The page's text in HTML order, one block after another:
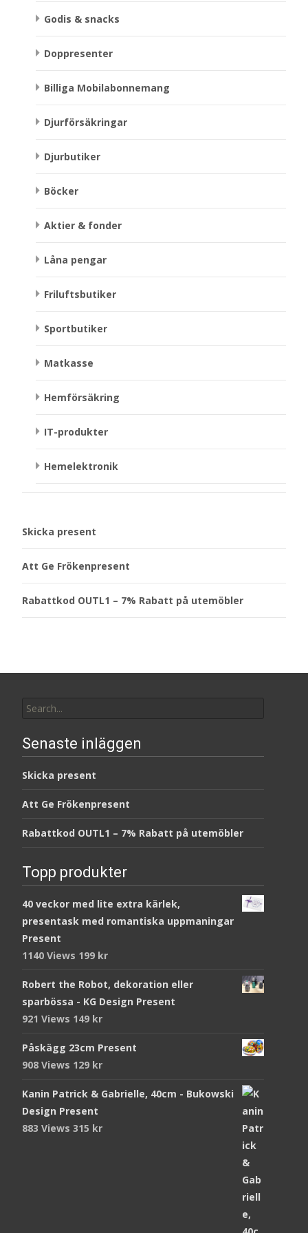
Godis & snacks
Doppresenter
Billiga Mobilabonnemang
Djurförsäkringar
Djurbutiker
Böcker
Aktier & fonder
Låna pengar
Friluftsbutiker
Sportbutiker
Matkasse
Hemförsäkring
IT-produkter
Hemelektronik
Skicka present
Att Ge Frökenpresent
Rabattkod OUTL1 – 7% Rabatt på utemöbler
for:
Senaste inläggen
Skicka present
Att Ge Frökenpresent
Rabattkod OUTL1 – 7% Rabatt på utemöbler
Topp produkter
40 veckor med lite extra kärlek,
presentask med romantiska uppmaningar
Present
1140 Views 199 kr
Robert the Robot, dekoration eller
sparbössa - KG Design Present
921 Views 149 kr
Påskägg 23cm Present
908 Views 129 kr
Kanin Patrick & Gabrielle, 40cm - Bukowski
Design Present
883 Views 315 kr